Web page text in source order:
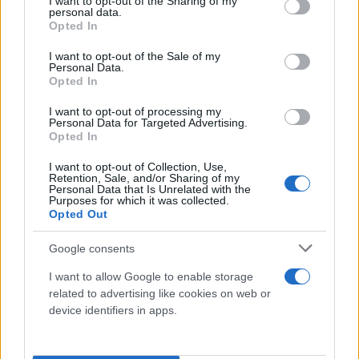
grant or deny consent to Google and its third-party tags to
use your data for below specified purposes in below Google
consent section.
personal data.
Opted In
I want to opt-out of the Sale of my
Personal Data.
Opted In
I want to opt-out of processing my
Personal Data for Targeted Advertising.
Opted In
I want to opt-out of Collection, Use,
Retention, Sale, and/or Sharing of my
Personal Data that Is Unrelated with the
Purposes for which it was collected.
Opted Out
Google consents
I want to allow Google to enable storage
related to advertising like cookies on web or
device identifiers in apps.
Κριτική στην πράσινη μετάβαση και τις
πολιτικές ESG
Ο κ. Θεοδωρόπουλος άσκησε δριμεία κριτική στην
Ένωσης στην πράσινη ατζέντα, επισημαίνοντας τις
αρνητικές συνέπειες για τη βιομηχανία. «Η πράσινη
μετάβαση δεν μπορεί να λειτουργεί σε βάρος της
παραγωγικότητας. Κλείνουμε εργοστάσια στην
Ευρώπη, αλλά εισάγουμε προϊόντα από χώρες με
μεγαλύτερες εκπομπές CO₂», δήλωσε.
Τεχνητή Νοημοσύνη: Εργαλείο, όχι απειλή
Κλείνοντας, χαρακτήρισε την τεχνητή νοημοσύνη
απειλή για τον άνθρωπο. «Το AI θα είναι βοηθός,